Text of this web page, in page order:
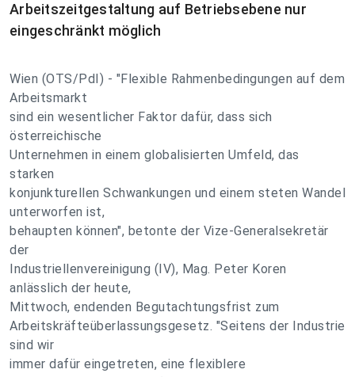
Arbeitszeitgestaltung auf Betriebsebene nur
eingeschränkt möglich
Wien (OTS/PdI) - "Flexible Rahmenbedingungen auf dem
Arbeitsmarkt
sind ein wesentlicher Faktor dafür, dass sich
österreichische
Unternehmen in einem globalisierten Umfeld, das
starken
konjunkturellen Schwankungen und einem steten Wandel
unterworfen ist,
behaupten können", betonte der Vize-Generalsekretär
der
Industriellenvereinigung (IV), Mag. Peter Koren
anlässlich der heute,
Mittwoch, endenden Begutachtungsfrist zum
Arbeitskräfteüberlassungsgesetz. "Seitens der Industrie
sind wir
immer dafür eingetreten, eine flexiblere